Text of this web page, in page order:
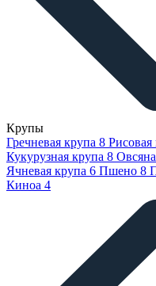
Крупы
Гречневая крупа 8 Рисовая
Кукурузная крупа 8
Ячневая крупа 6 Пшено 8
Киноа 4